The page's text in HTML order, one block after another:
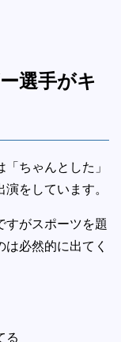
選手がキ
ちゃんとした」
をしています。
すがスポーツを題
必然的に出てく
る